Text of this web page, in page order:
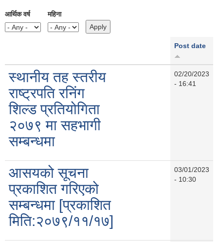
आर्थिक वर्ष महिना
Post date
स्थानीय तह स्तरीय
राष्ट्रपति रनिंग
शिल्ड प्रतियोगिता
२०७९ मा सहभागी
सम्बन्धमा
02/20/2023
- 16:41
आसयको सूचना
प्रकाशित गरिएको
सम्बन्धमा [प्रकाशित
मिति:२०७९/११/१७]
03/01/2023
- 10:30